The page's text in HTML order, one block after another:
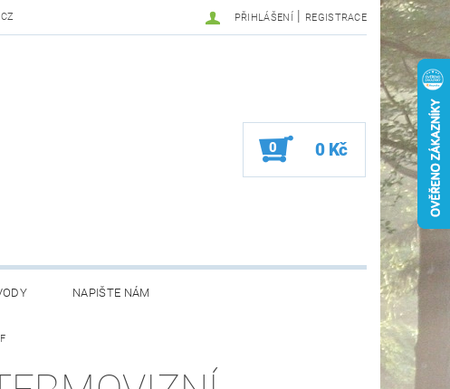
PŘIHLÁŠENÍ | REGISTRACE
0 0 Kč
NAPIŠTE NÁM